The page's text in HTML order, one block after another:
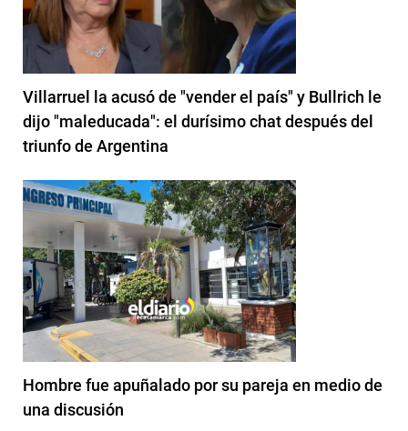
Villarruel la acusó de "vender el país" y Bullrich le
dijo "maleducada": el durísimo chat después del
triunfo de Argentina
Hombre fue apuñalado por su pareja en medio de
una discusión